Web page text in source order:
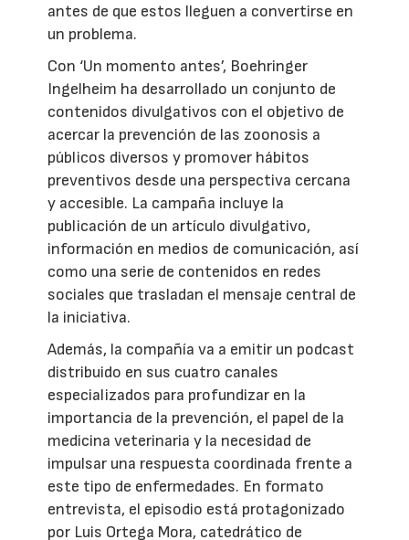
antes de que estos lleguen a convertirse en
un problema.
Con ‘Un momento antes’, Boehringer
Ingelheim ha desarrollado un conjunto de
contenidos divulgativos con el objetivo de
acercar la prevención de las zoonosis a
públicos diversos y promover hábitos
preventivos desde una perspectiva cercana
y accesible. La campaña incluye la
publicación de un artículo divulgativo,
información en medios de comunicación, así
como una serie de contenidos en redes
sociales que trasladan el mensaje central de
la iniciativa.
Además, la compañía va a emitir un podcast
distribuido en sus cuatro canales
especializados para profundizar en la
importancia de la prevención, el papel de la
medicina veterinaria y la necesidad de
impulsar una respuesta coordinada frente a
este tipo de enfermedades. En formato
entrevista, el episodio está protagonizado
por Luis Ortega Mora, catedrático de